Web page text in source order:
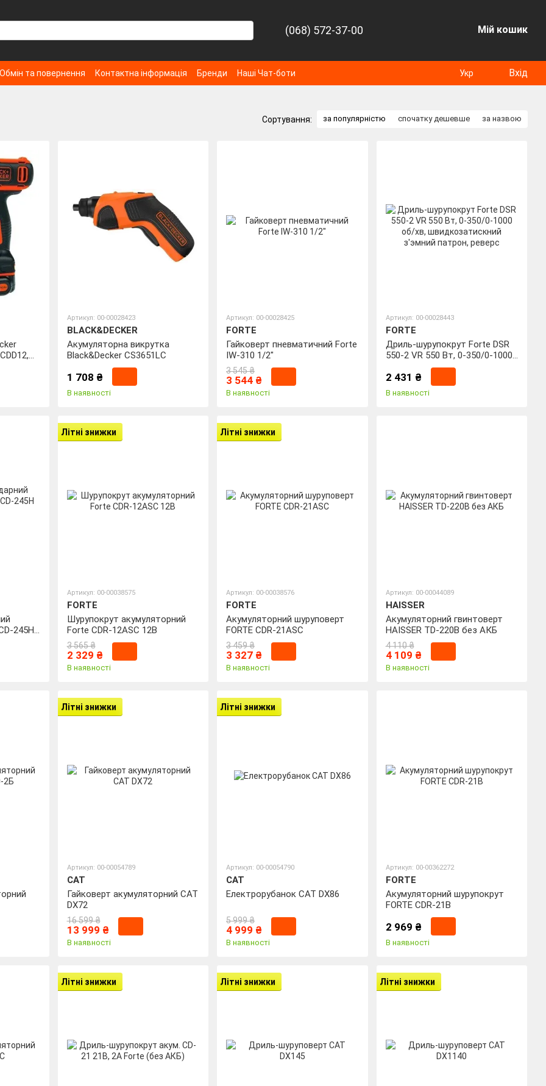
(068) 572-37-00 Мій кошик
Обмін та повернення Контактна інформація Бренди Наші Чат-боти Укр Вхід
Сортування: за популярністю спочатку дешевше за назвою
Артикул: 00-00028423
BLACK&DECKER
Акумуляторна викрутка
Black&Decker CS3651LC
1 708 ₴
В наявності
Артикул: 00-00028425
FORTE
Гайковерт пневматичний Forte
IW-310 1/2"
3 545 ₴
3 544 ₴
В наявності
Артикул: 00-00028443
FORTE
Дриль-шурупокрут Forte DSR
550-2 VR 550 Вт, 0-350/0-1000
об/хв, швидкозатискний
з'эмний патрон, реверс
2 431 ₴
В наявності
245H
Літні знижки
Артикул: 00-00038575
FORTE
Шурупокрут акумуляторний
Forte CDR-12ASC 12В
3 565 ₴
2 329 ₴
В наявності
Літні знижки
Артикул: 00-00038576
FORTE
Акумуляторний шуруповерт
FORTE CDR-21ASC
3 459 ₴
3 327 ₴
В наявності
Артикул: 00-00044089
HAISSER
Акумуляторний гвинтоверт
HAISSER TD-220B без АКБ
4 110 ₴
4 109 ₴
В наявності
Літні знижки
Артикул: 00-00054789
CAT
Гайковерт акумуляторний CAT
DX72
16 599 ₴
13 999 ₴
В наявності
Літні знижки
Артикул: 00-00054790
CAT
Електрорубанок CAT DX86
5 999 ₴
4 999 ₴
В наявності
Артикул: 00-00362272
FORTE
Акумуляторний шурупокрут
FORTE CDR-21B
2 969 ₴
В наявності
Літні знижки Літні знижки Літні знижки